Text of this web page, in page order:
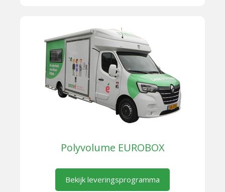
Polyvolume EUROBOX
Bekijk leveringsprogramma